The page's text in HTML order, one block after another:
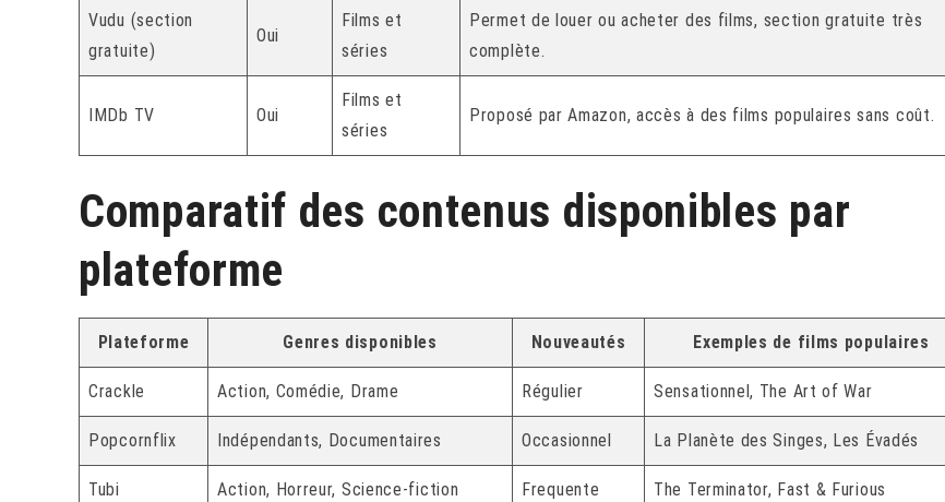
Vudu (section
gratuite)
Oui
Films et
séries
Permet de louer ou acheter des films, section gratuite très
complète.
IMDb TV Oui
Films et
séries
Proposé par Amazon, accès à des films populaires sans coût.
Comparatif des contenus disponibles par
plateforme
Plateforme Genres disponibles Nouveautés Exemples de films populaires
Crackle Action, Comédie, Drame Régulier Sensationnel, The Art of War
Popcornflix Indépendants, Documentaires Occasionnel La Planète des Singes, Les Évadés
Tubi Action, Horreur, Science-fiction Frequente The Terminator, Fast & Furious